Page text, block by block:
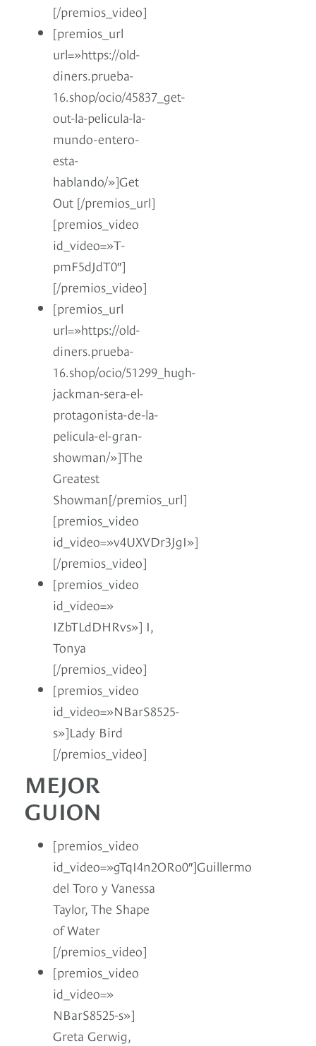
[/premios_video]
[premios_url
url=»https://old-
diners.prueba-
16.shop/ocio/45837_get-
out-la-pelicula-la-
mundo-entero-
esta-
hablando/»]Get
Out [/premios_url]
[premios_video
id_video=»T-
pmF5dJdT0″]
[/premios_video]
[premios_url
url=»https://old-
diners.prueba-
16.shop/ocio/51299_hugh-
jackman-sera-el-
protagonista-de-la-
pelicula-el-gran-
showman/»]The
Greatest
Showman[/premios_url]
[premios_video
id_video=»v4UXVDr3JgI»]
[/premios_video]
[premios_video
id_video=»
IZbTLdDHRvs»] I,
Tonya
[/premios_video]
[premios_video
id_video=»NBarS8525-
s»]Lady Bird
[/premios_video]
MEJOR
GUION
[premios_video
id_video=»gTqI4n2ORo0″]Guillermo
del Toro y Vanessa
Taylor, The Shape
of Water
[/premios_video]
[premios_video
id_video=»
NBarS8525-s»]
Greta Gerwig,